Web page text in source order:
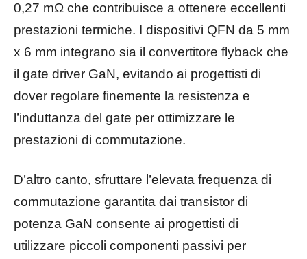
0,27 mΩ che contribuisce a ottenere eccellenti
prestazioni termiche. I dispositivi QFN da 5 mm
x 6 mm integrano sia il convertitore flyback che
il gate driver GaN, evitando ai progettisti di
dover regolare finemente la resistenza e
l’induttanza del gate per ottimizzare le
prestazioni di commutazione.
D’altro canto, sfruttare l’elevata frequenza di
commutazione garantita dai transistor di
potenza GaN consente ai progettisti di
utilizzare piccoli componenti passivi per